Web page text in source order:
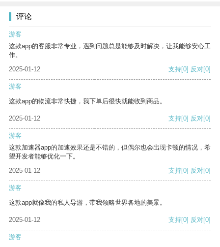
评论
游客
这款app的客服非常专业，遇到问题总是能够及时解决，让我能够安心工
作。
2025-01-12
支持[0] 反对[0]
游客
这款app的物流非常快捷，我下单后很快就能收到商品。
2025-01-12 支持[0] 反对[0]
游客
这款加速器app的加速效果还是不错的，但偶尔也会出现卡顿的情况，希
望开发者能够优化一下。
2025-01-12
支持[0] 反对[0]
游客
这款app就像我的私人导游，带我领略世界各地的美景。
2025-01-12 支持[0] 反对[0]
游客